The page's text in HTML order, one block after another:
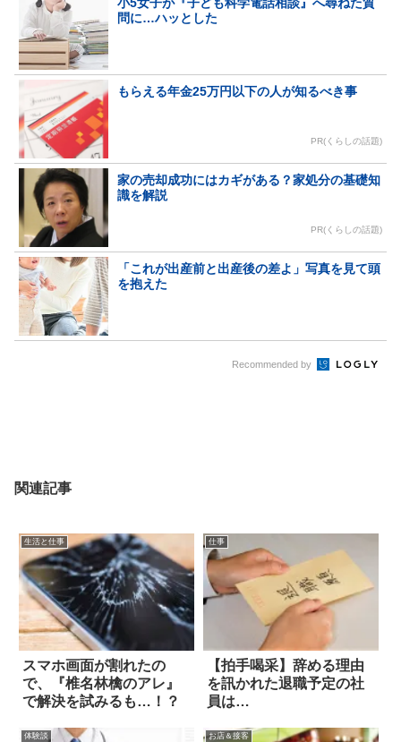
問に…ハッとした
もらえる年金25万円以下の人が知るべき事
PR(くらしの話題)
家の売却成功にはカギがある？家処分の基礎知
識を解説
PR(くらしの話題)
「これが出産前と出産後の差よ」写真を見て頭
を抱えた
Recommended by
関連記事
生活と仕事
スマホ画面が割れたの
で、『椎名林檎のアレ』
で解決を試みるも…！？
仕事
【拍手喝采】辞める理由
を訊かれた退職予定の社
員は…
体験談 お店＆接客